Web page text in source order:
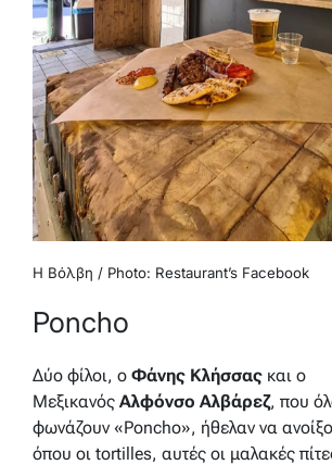
Η Βόλβη / Photo: Restaurant’s Facebook
Poncho
Δύο φίλοι, ο Φάνης Κλήσσας και ο
Μεξικανός Αλφόνσο Αλβάρεζ, που
φωνάζουν «Poncho», ήθελαν να
όπου οι tortilles, αυτές οι μαλακές